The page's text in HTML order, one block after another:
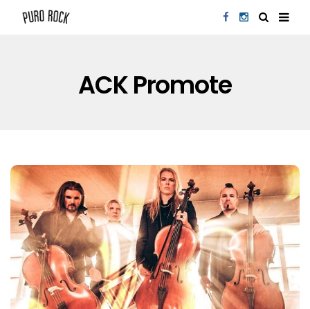
ACK Promote